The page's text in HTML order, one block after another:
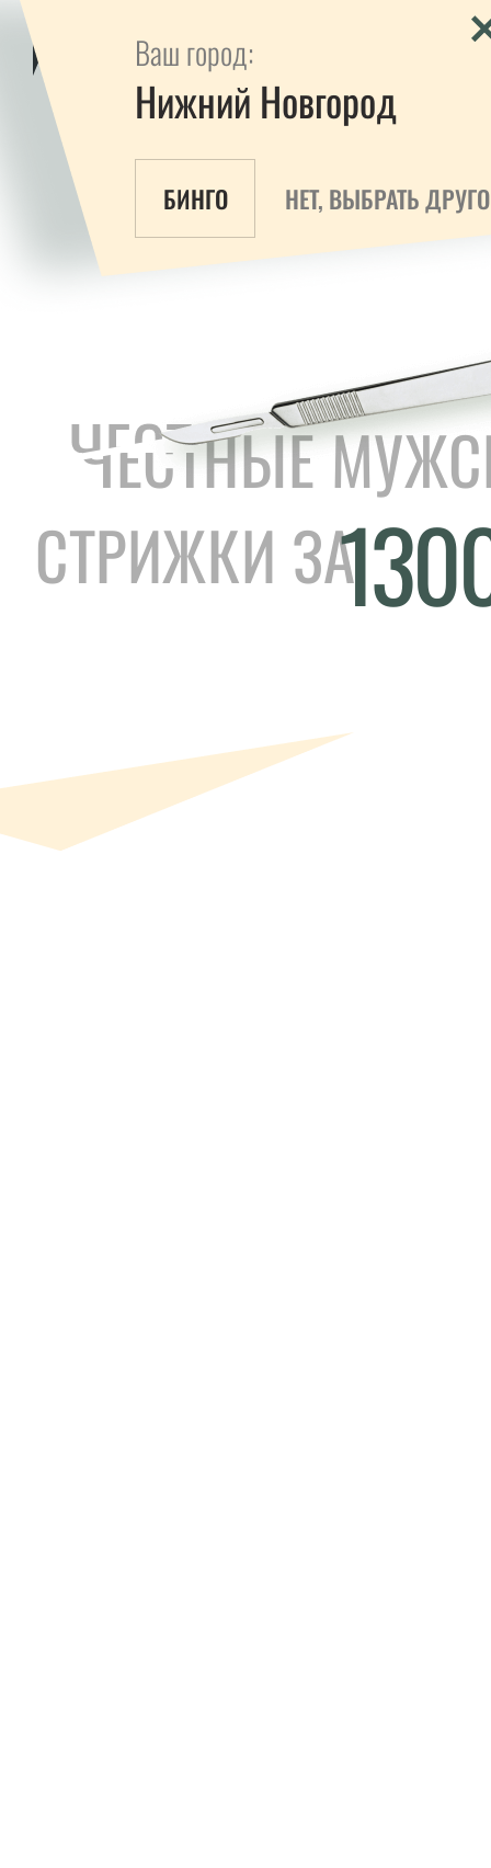
Оставьте свои
и запишем на стрижку
Нажимая кнопку «Заказать
ЧЕСТНЫЕ
СТРИЖКИ ЗА
Ваш город:
Нижний Новгород
БИНГО НЕТ, ВЫБРАТЬ